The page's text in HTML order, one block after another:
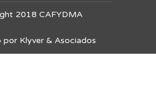
2018 CAFYDMA
por Klyver & Asociados